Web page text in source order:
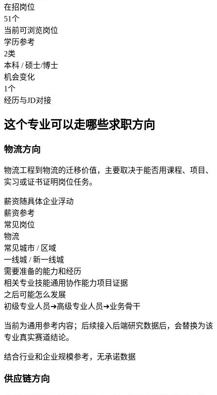
在招岗位
51个
当前可浏览岗位
学历参考
2类
本科 / 硕士/博士
机会变化
1个
经历与JD对接
这个专业可以走哪些求职方向
物流方向
物流工程到物流的迁移价值，主要取决于能否用课程、项目、
实习或证书证明岗位任务。
薪资随具体企业浮动
薪资参考
常见岗位
物流
常见城市 / 区域
一线城 / 新一线城
需要准备的能力和经历
相关专业技能通用协作能力项目证据
之后可能怎么发展
初级专业人员➔高级专业人员➔业务骨干
当前为通用参考内容；后续接入后端研究数据后，会替换为该
专业真实赛道结论。
结合行业和企业规模参考，无承诺数据
供应链方向